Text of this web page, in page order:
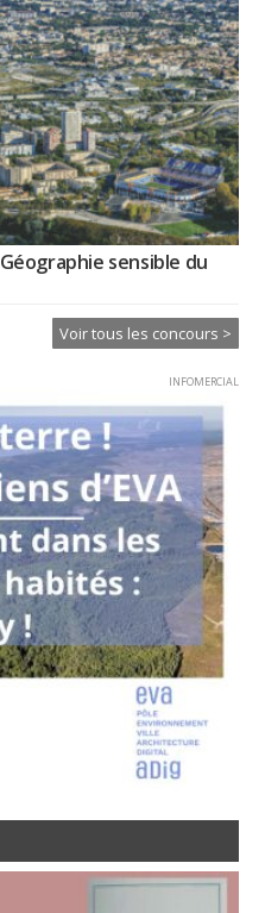
sensible du
Voir tous les concours >
INFOMERCIAL